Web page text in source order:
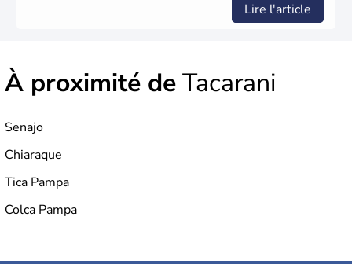
Lire l'article
À proximité deTacarani
Senajo
Chiaraque
Tica Pampa
Colca Pampa